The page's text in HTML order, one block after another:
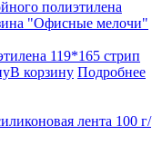
119*165 стрип
В корзину Подробнее